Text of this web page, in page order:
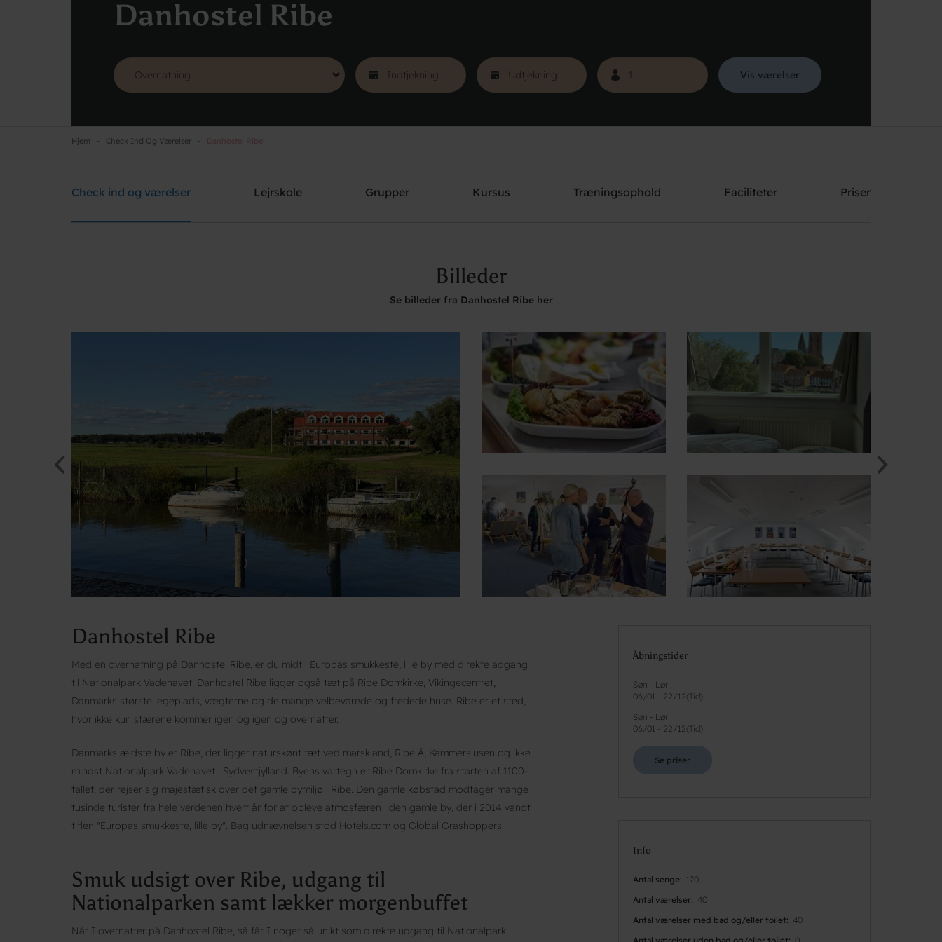
Danhostel Ribe
Vis værelser
Danhostel Ribe
Hjem Check Ind Og Værelser
Check ind og værelser Lejrskole Grupper Kursus Træningsophold Faciliteter Priser
Billeder
Se billeder fra Danhostel Ribe her
Danhostel Ribe
Med en overnatning på Danhostel Ribe, er du midt i Europas smukkeste, lille by med direkte adgang
til Nationalpark Vadehavet. Danhostel Ribe ligger også tæt på Ribe Domkirke, Vikingecentret,
Danmarks største legeplads, vægterne og de mange velbevarede og fredede huse. Ribe er et sted,
hvor ikke kun stærene kommer igen og igen og overnatter.
Danmarks ældste by er Ribe, der ligger naturskønt tæt ved marskland, Ribe Å, Kammerslusen og ikke
mindst Nationalpark Vadehavet i Sydvestjylland. Byens vartegn er Ribe Domkirke fra starten af 1100-
tallet, der rejser sig majestætisk over det gamle bymiljø i Ribe. Den gamle købstad modtager mange
tusinde turister fra hele verdenen hvert år for at opleve atmosfæren i den gamle by, der i 2014 vandt
titlen "Europas smukkeste, lille by". Bag udnævnelsen stod Hotels.com og Global Grashoppers.
Smuk udsigt over Ribe, udgang til
Nationalparken samt lækker morgenbuffet
Når I overnatter på Danhostel Ribe, så får I noget så unikt som direkte udgang til Nationalpark
Åbningstider
Søn - Lør
06/01 - 22/12( Tid)
Søn - Lør
06/01 - 22/12( Tid)
Se priser
Info
Antal senge
170
Antal værelser
40
Antal værelser med bad og/eller toilet
40
Antal værelser uden bad og/eller toilet
0